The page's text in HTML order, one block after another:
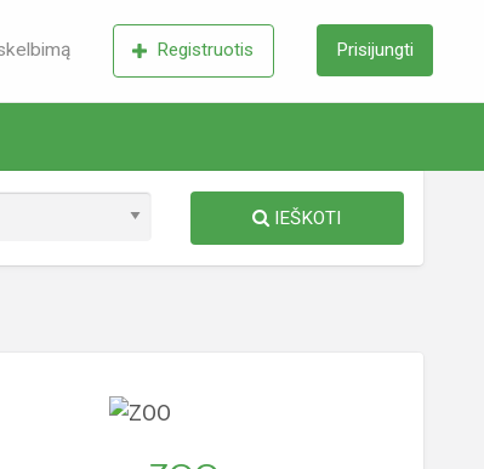
Registruotis Prisijungti
IEŠKOTI